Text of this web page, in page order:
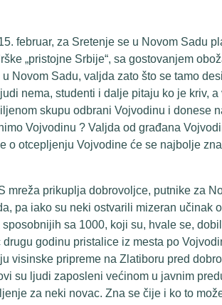
februar, za Sretenje se u Novom Sadu
„pristojne Srbije“, sa gostovanjem
u Novom Sadu, valjda zato što se tamo
nema, studenti i dalje pitaju ko je kriv,
skupu odbrani Vojvodinu i donese
Vojvodinu ? Valjda od građana
o otcepljenju Vojvodine će se najbolje
mreža prikuplja dobrovoljce, putnike za
pa iako su neki ostvarili mizeran učinak
sposobnijih sa 1000, koji su, hvale se,
drugu godinu pristalice iz mesta po
visinske pripreme na Zlatiboru pred
su ljudi zaposleni većinom u javnim
za neki novac. Zna se čije i ko to